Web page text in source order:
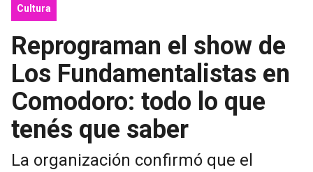
Cultura
Reprograman el show de
Los Fundamentalistas en
Comodoro: todo lo que
tenés que saber
La organización confirmó que el